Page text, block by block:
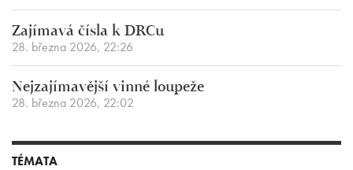
Zajímavá čísla k DRCu
28. března 2026, 22:26
Nejzajímavější vinné loupeže
28. března 2026, 22:02
TÉMATA